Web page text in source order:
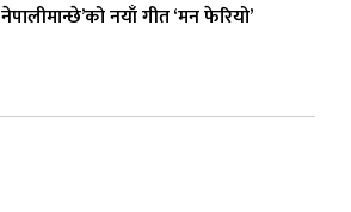
‘नेपालीमान्छे’को नयाँ गीत ‘मन फेरियो’